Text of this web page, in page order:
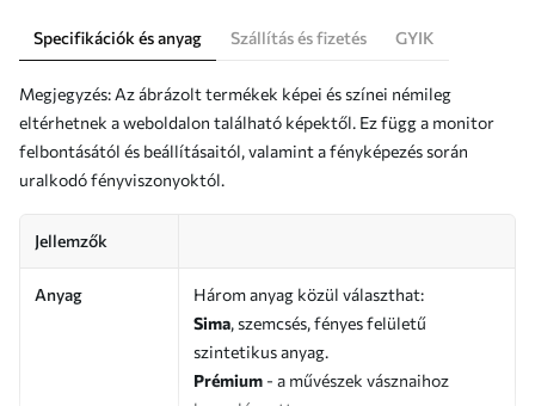
Specifikációk és anyag Szállítás és fizetés GYIK
Megjegyzés: Az ábrázolt termékek képei és színei némileg
eltérhetnek a weboldalon található képektől. Ez függ a monitor
felbontásától és beállításaitól, valamint a fényképezés során
uralkodó fényviszonyoktól.
Jellemzők
Anyag
Három anyag közül választhat:
Sima, szemcsés, fényes felületű
szintetikus anyag.
Prémium - a művészek vásznaihoz